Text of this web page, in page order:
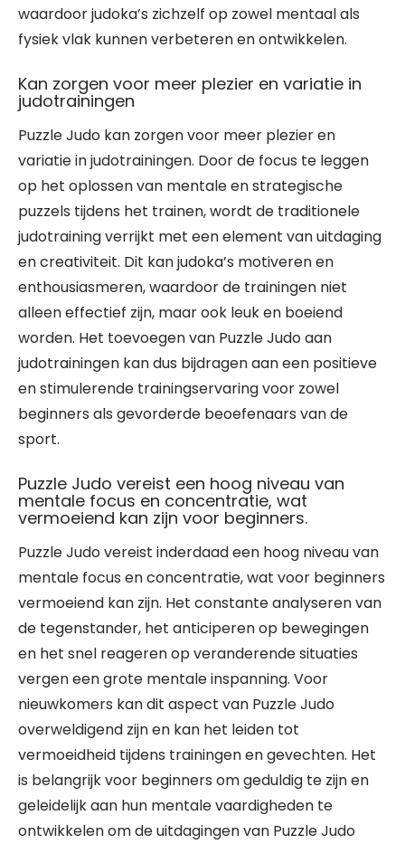
waardoor judoka’s zichzelf op zowel mentaal als
fysiek vlak kunnen verbeteren en ontwikkelen.
Kan zorgen voor meer plezier en variatie in
judotrainingen
Puzzle Judo kan zorgen voor meer plezier en
variatie in judotrainingen. Door de focus te leggen
op het oplossen van mentale en strategische
puzzels tijdens het trainen, wordt de traditionele
judotraining verrijkt met een element van uitdaging
en creativiteit. Dit kan judoka’s motiveren en
enthousiasmeren, waardoor de trainingen niet
alleen effectief zijn, maar ook leuk en boeiend
worden. Het toevoegen van Puzzle Judo aan
judotrainingen kan dus bijdragen aan een positieve
en stimulerende trainingservaring voor zowel
beginners als gevorderde beoefenaars van de
sport.
Puzzle Judo vereist een hoog niveau van
mentale focus en concentratie, wat
vermoeiend kan zijn voor beginners.
Puzzle Judo vereist inderdaad een hoog niveau van
mentale focus en concentratie, wat voor beginners
vermoeiend kan zijn. Het constante analyseren van
de tegenstander, het anticiperen op bewegingen
en het snel reageren op veranderende situaties
vergen een grote mentale inspanning. Voor
nieuwkomers kan dit aspect van Puzzle Judo
overweldigend zijn en kan het leiden tot
vermoeidheid tijdens trainingen en gevechten. Het
is belangrijk voor beginners om geduldig te zijn en
geleidelijk aan hun mentale vaardigheden te
ontwikkelen om de uitdagingen van Puzzle Judo